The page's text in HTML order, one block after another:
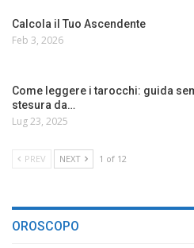
Calcola il Tuo Ascendente
Feb 3, 2026
Come leggere i tarocchi: guida
stesura da…
Lug 23, 2025
PREV NEXT 1 of 12
OROSCOPO